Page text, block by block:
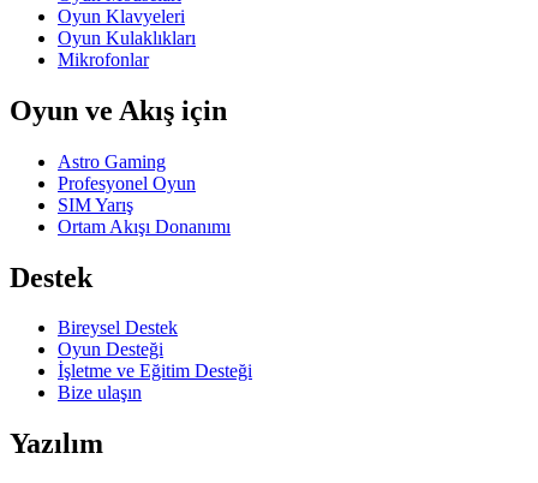
Oyun Klavyeleri
Oyun Kulaklıkları
Mikrofonlar
Oyun ve Akış için
Astro Gaming
Profesyonel Oyun
SIM Yarış
Ortam Akışı Donanımı
Destek
Bireysel Destek
Oyun Desteği
İşletme ve Eğitim Desteği
Bize ulaşın
Yazılım